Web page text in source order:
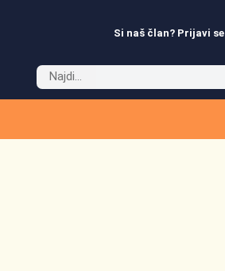
Si naš član? Prijavi se